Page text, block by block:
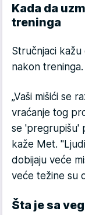
Kada da
treninga
Stručnjaci
nakon treninga.
„Vaši mišići se
vraćanje tog
se 'pregrupišu'
kaže Met.
dobijaju veće
veće težine su
Šta je sa